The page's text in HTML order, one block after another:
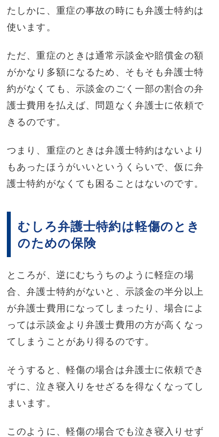
たしかに、重症の事故の時にも弁護士特約は
使います。
ただ、重症のときは通常示談金や賠償金の額
がかなり多額になるため、そもそも弁護士特
約がなくても、示談金のごく一部の割合の弁
護士費用を払えば、問題なく弁護士に依頼で
きるのです。
つまり、重症のときは弁護士特約はないより
もあったほうがいいというくらいで、仮に弁
護士特約がなくても困ることはないのです。
むしろ弁護士特約は軽傷のとき
のための保険
ところが、逆にむちうちのように軽症の場
合、弁護士特約がないと、示談金の半分以上
が弁護士費用になってしまったり、場合によ
っては示談金より弁護士費用の方が高くなっ
てしまうことがあり得るのです。
そうすると、軽傷の場合は弁護士に依頼でき
ずに、泣き寝入りをせざるを得なくなってし
まいます。
このように、軽傷の場合でも泣き寝入りせず